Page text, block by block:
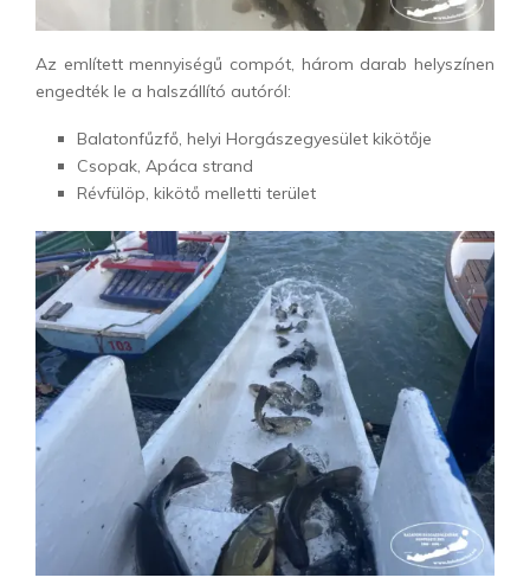
Az említett mennyiségű compót, három darab helyszínen
engedték le a halszállító autóról:
Balatonfűzfő, helyi Horgászegyesület kikötője
Csopak, Apáca strand
Révfülöp, kikötő melletti terület